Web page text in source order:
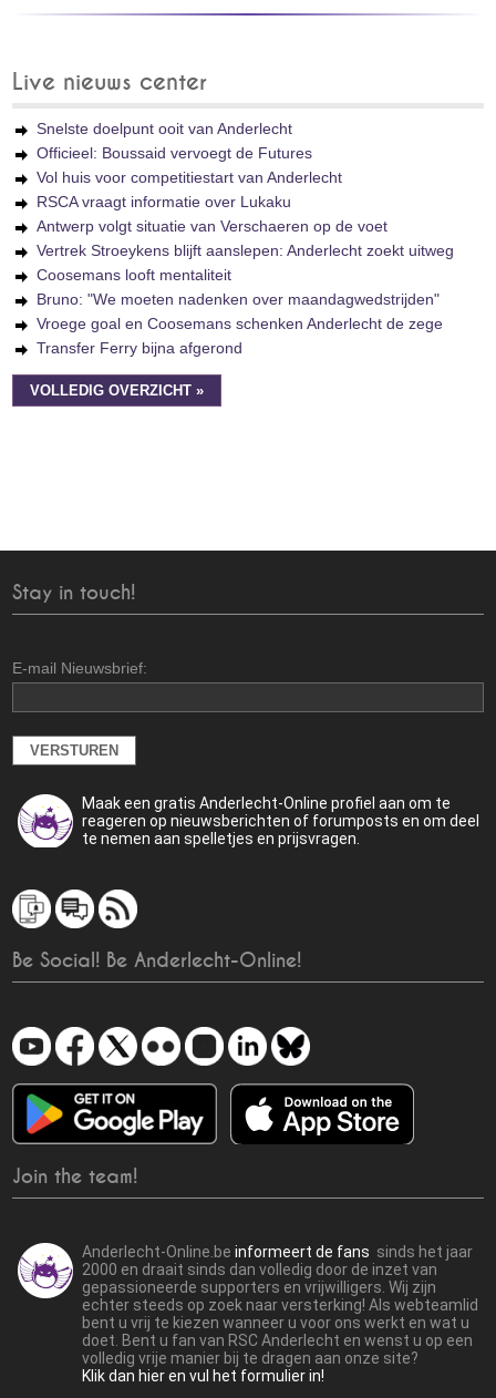
Live nieuws center
Snelste doelpunt ooit van Anderlecht
Officieel: Boussaid vervoegt de Futures
Vol huis voor competitiestart van Anderlecht
RSCA vraagt informatie over Lukaku
Antwerp volgt situatie van Verschaeren op de voet
Vertrek Stroeykens blijft aanslepen: Anderlecht zoekt uitweg
Coosemans looft mentaliteit
Bruno: "We moeten nadenken over maandagwedstrijden"
Vroege goal en Coosemans schenken Anderlecht de zege
Transfer Ferry bijna afgerond
VOLLEDIG OVERZICHT »
Stay in touch!
E-mail Nieuwsbrief:
Maak een gratis Anderlecht-Online profiel aan om te
reageren op nieuwsberichten of forumposts en om deel
te nemen aan spelletjes en prijsvragen.
Be Social! Be Anderlecht-Online!
Join the team!
Anderlecht-Online.beinformeert de fans sinds het jaar
2000 en draait sinds dan volledig door de inzet van
gepassioneerde supporters en vrijwilligers. Wij zijn
echter steeds op zoek naar versterking! Als webteamlid
bent u vrij te kiezen wanneer u voor ons werkt en wat u
doet. Bent u fan van RSC Anderlecht en wenst u op een
volledig vrije manier bij te dragen aan onze site?
Klik dan hier en vul het formulier in!